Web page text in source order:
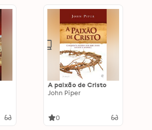
A paixão de Cristo
John Piper
0